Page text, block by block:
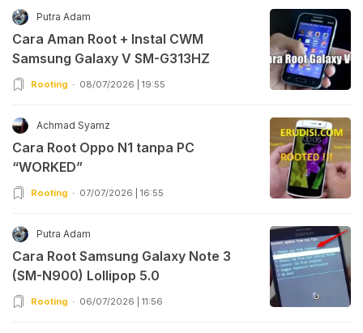
Putra Adam
Cara Aman Root + Instal CWM
Samsung Galaxy V SM-G313HZ
Rooting 08/07/2026 | 19:55
Achmad Syamz
Cara Root Oppo N1 tanpa PC
“WORKED”
Rooting 07/07/2026 | 16:55
Putra Adam
Cara Root Samsung Galaxy Note 3
(SM-N900) Lollipop 5.0
Rooting 06/07/2026 | 11:56